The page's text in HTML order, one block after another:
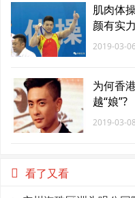
肌肉体
颜有实
2019-03-
为何香
越“娘”?
2019-03-
看了又看